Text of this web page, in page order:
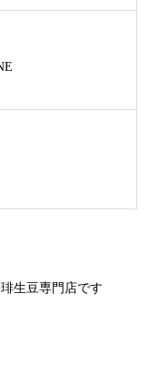
生豆専門店です